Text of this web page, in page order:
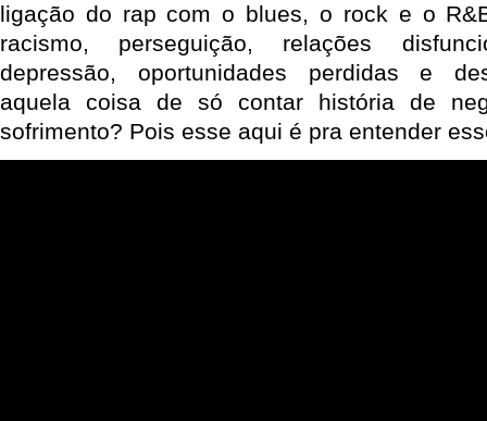
ligação do rap com o blues, o rock e o
racismo, perseguição, relações
depressão, oportunidades perdidas e
aquela coisa de só contar história de
sofrimento? Pois esse aqui é pra entender